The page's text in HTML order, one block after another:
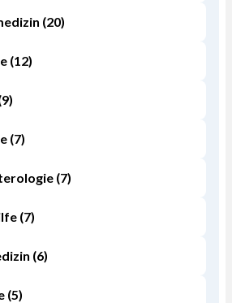
(20)
(12)
(7)
(7)
(7)
(6)
(5)